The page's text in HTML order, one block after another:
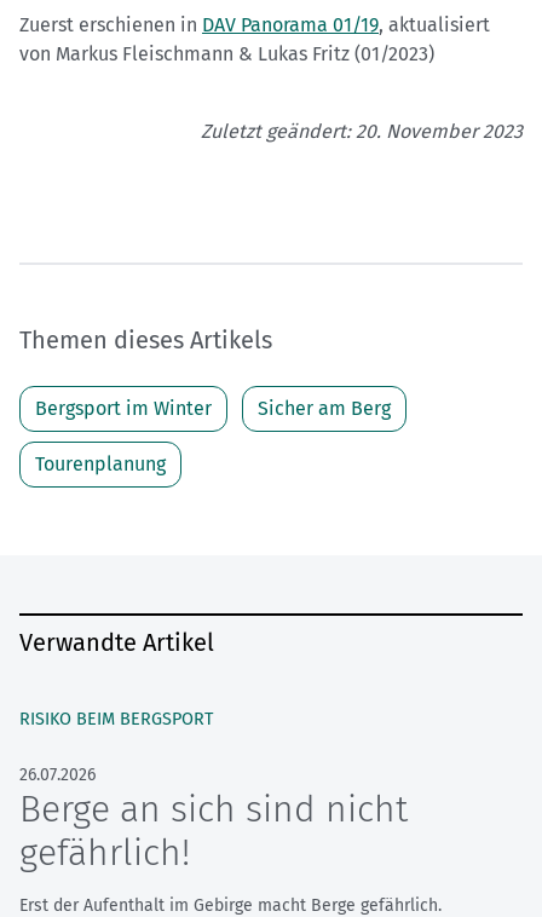
Zuerst erschienen in DAV Panorama 01/19, aktualisiert
von Markus Fleischmann & Lukas Fritz (01/2023)
Zuletzt geändert: 20. November 2023
Themen dieses Artikels
Bergsport im Winter Sicher am Berg
Tourenplanung
Verwandte Artikel
RISIKO BEIM BERGSPORT
26.07.2026
Berge an sich sind nicht
gefährlich!
Erst der Aufenthalt im Gebirge macht Berge gefährlich.